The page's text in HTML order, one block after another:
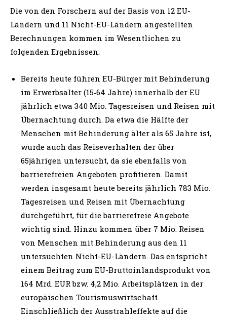
Die von den Forschern auf der Basis von 12 EU-
Ländern und 11 Nicht-EU-Ländern angestellten
Berechnungen kommen im Wesentlichen zu
folgenden Ergebnissen:
Bereits heute führen EU-Bürger mit Behinderung
im Erwerbsalter (15‑64 Jahre) innerhalb der EU
jährlich etwa 340 Mio. Tagesreisen und Reisen mit
Übernachtung durch. Da etwa die Hälfte der
Menschen mit Behinderung älter als 65 Jahre ist,
wurde auch das Reiseverhalten der über
65jährigen untersucht, da sie ebenfalls von
barrierefreien Angeboten profitieren. Damit
werden insgesamt heute bereits jährlich 783 Mio.
Tagesreisen und Reisen mit Übernachtung
durchgeführt, für die barrierefreie Angebote
wichtig sind. Hinzu kommen über 7 Mio. Reisen
von Menschen mit Behinderung aus den 11
untersuchten Nicht-EU-Ländern. Das entspricht
einem Beitrag zum EU-Bruttoinlandsprodukt von
164 Mrd. EUR bzw. 4,2 Mio. Arbeitsplätzen in der
europäischen Tourismuswirtschaft.
Einschließlich der Ausstrahleffekte auf die